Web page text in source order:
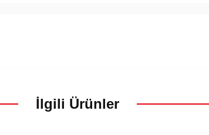
İlgili Ürünler